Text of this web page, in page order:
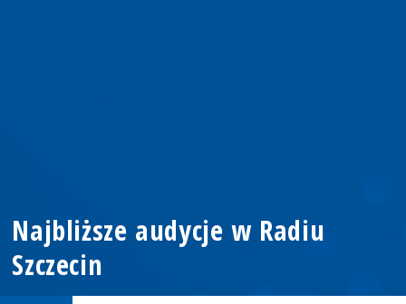
Najbliższe audycje w Radiu
Szczecin